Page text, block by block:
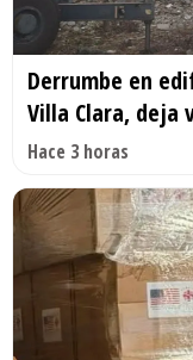
Derrumbe en
Villa Clara, deja
Hace 3 horas